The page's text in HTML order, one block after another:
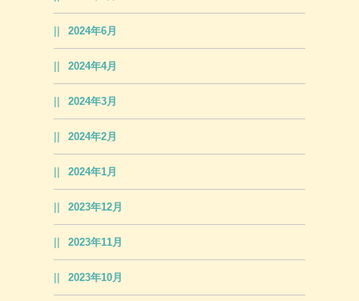
2024年6月
2024年4月
2024年3月
2024年2月
2024年1月
2023年12月
2023年11月
2023年10月